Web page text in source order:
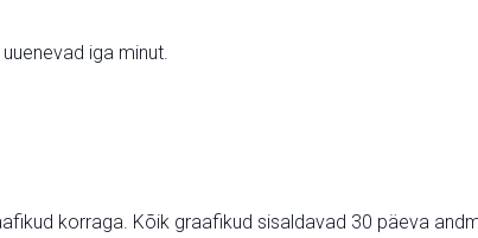
iga minut.
korraga. Kõik graafikud sisaldavad 30 päeva